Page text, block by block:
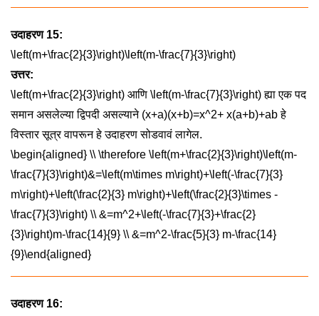
उदाहरण 15:
\left(m+\frac{2}{3}\right)\left(m-\frac{7}{3}\right)
उत्तर:
\left(m+\frac{2}{3}\right) आणि \left(m-\frac{7}{3}\right)ह्या एक पद
समान असलेल्या द्विपदी असल्याने (x+a)(x+b)=x^2+ x(a+b)+abहे
विस्तार सूत्र वापरून हे उदाहरण सोडवावं लागेल.
\begin{aligned} \\ \therefore \left(m+\frac{2}{3}\right)\left(m-
\frac{7}{3}\right)&=\left(m\times m\right)+\left(-\frac{7}{3}
m\right)+\left(\frac{2}{3} m\right)+\left(\frac{2}{3}\times -
\frac{7}{3}\right) \\ &=m^2+\left(-\frac{7}{3}+\frac{2}
{3}\right)m-\frac{14}{9} \\ &=m^2-\frac{5}{3} m-\frac{14}
{9}\end{aligned}
उदाहरण 16: